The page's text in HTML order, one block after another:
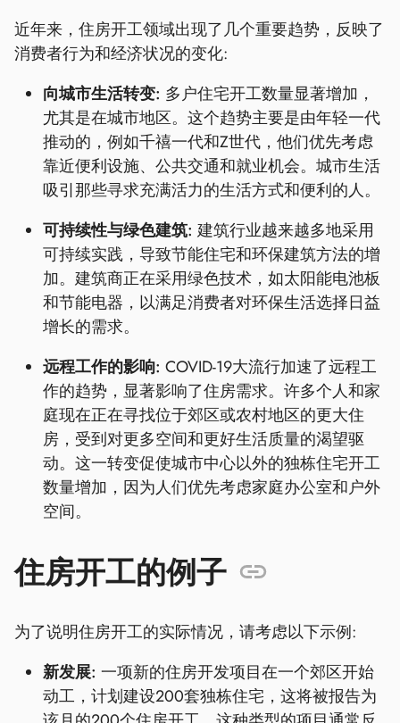
近年来，住房开工领域出现了几个重要趋势，反映了
消费者行为和经济状况的变化:
向城市生活转变: 多户住宅开工数量显著增加，
尤其是在城市地区。这个趋势主要是由年轻一代
推动的，例如千禧一代和Z世代，他们优先考虑
靠近便利设施、公共交通和就业机会。城市生活
吸引那些寻求充满活力的生活方式和便利的人。
可持续性与绿色建筑: 建筑行业越来越多地采用
可持续实践，导致节能住宅和环保建筑方法的增
加。建筑商正在采用绿色技术，如太阳能电池板
和节能电器，以满足消费者对环保生活选择日益
增长的需求。
远程工作的影响: COVID-19大流行加速了远程工
作的趋势，显著影响了住房需求。许多个人和家
庭现在正在寻找位于郊区或农村地区的更大住
房，受到对更多空间和更好生活质量的渴望驱
动。这一转变促使城市中心以外的独栋住宅开工
数量增加，因为人们优先考虑家庭办公室和户外
空间。
住房开工的例子
为了说明住房开工的实际情况，请考虑以下示例:
新发展: 一项新的住房开发项目在一个郊区开始
动工，计划建设200套独栋住宅，这将被报告为